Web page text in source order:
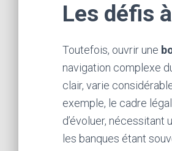
Les défis
Toutefois, ouvrir une
navigation complexe
clair, varie
exemple, le cadre
d’évoluer, nécessitant
les banques étant